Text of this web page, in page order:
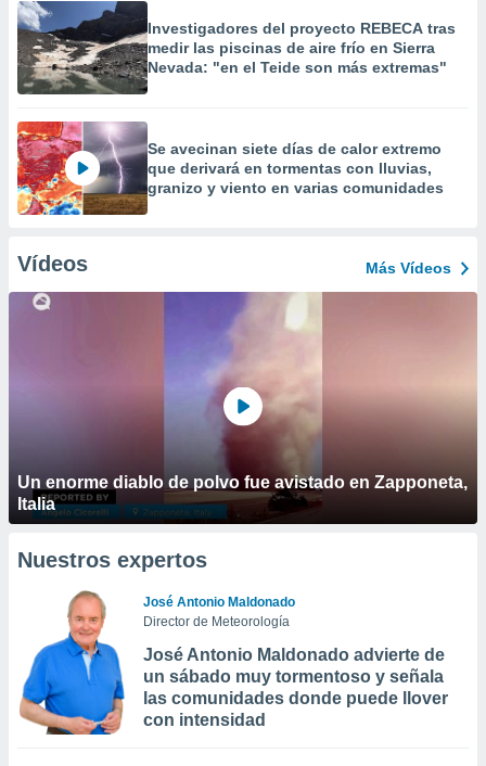
Investigadores del proyecto REBECA tras
medir las piscinas de aire frío en Sierra
Nevada: "en el Teide son más extremas"
Se avecinan siete días de calor extremo
que derivará en tormentas con lluvias,
granizo y viento en varias comunidades
Vídeos Más Vídeos
Un enorme diablo de polvo fue avistado en Zapponeta,
Italia
Nuestros expertos
José Antonio Maldonado
Director de Meteorología
José Antonio Maldonado advierte de
un sábado muy tormentoso y señala
las comunidades donde puede llover
con intensidad